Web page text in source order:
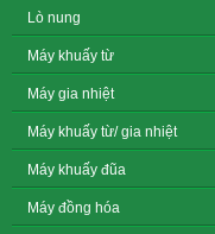
Lò nung
Máy khuấy từ
Máy gia nhiệt
Máy khuấy từ/ gia nhiệt
Máy khuấy đũa
Máy đồng hóa